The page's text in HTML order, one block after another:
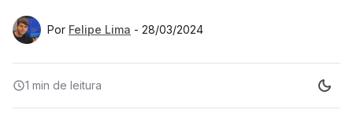
Por Felipe Lima - 28/03/2024
1 min de leitura